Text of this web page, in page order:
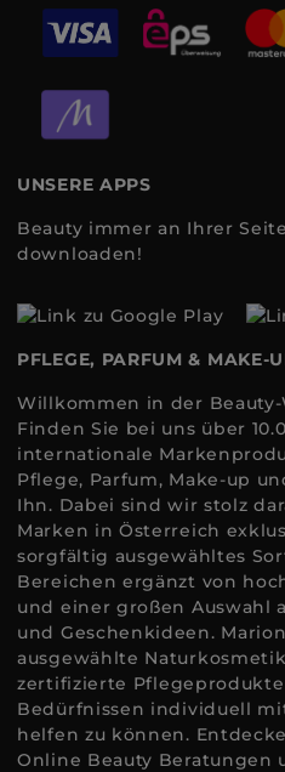
UNSERE APPS
Beauty immer an Ihrer
downloaden!
PFLEGE, PARFUM & MAKE-
Willkommen in der
Finden Sie bei uns über
internationale
Pflege, Parfum, Make-up
Ihn. Dabei sind wir stolz
Marken in Österreich
sorgfältig ausgewähltes
Bereichen ergänzt von
und einer großen Auswahl
und Geschenkideen.
ausgewählte
zertifizierte
Bedürfnissen individuell
helfen zu können.
Online Beauty Beratungen